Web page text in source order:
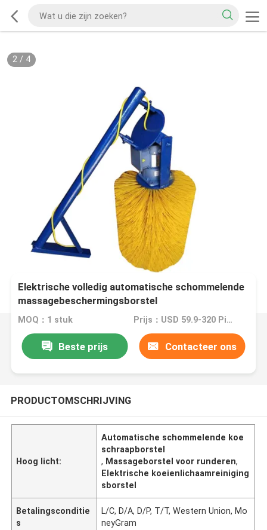
2/ 4
Elektrische volledig automatische schommelende
massagebeschermingsborstel
MOQ：1 stuk Prijs：USD 59.9-320 Piece
Beste prijs Contacteer ons
PRODUCTOMSCHRIJVING
Hoog licht:
Automatische schommelende koe
schraapborstel
, Massageborstel voor runderen,
Elektrische koeienlichaamreiniging
sborstel
Betalingsconditie
s
L/C, D/A, D/P, T/T, Western Union, Mo
neyGram